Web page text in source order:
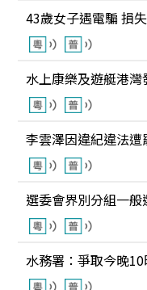
43歲女子遇電騙 損
水上康樂及遊艇港
李雲澤因違紀違法
選委會界別分組一
水務署：爭取今晚